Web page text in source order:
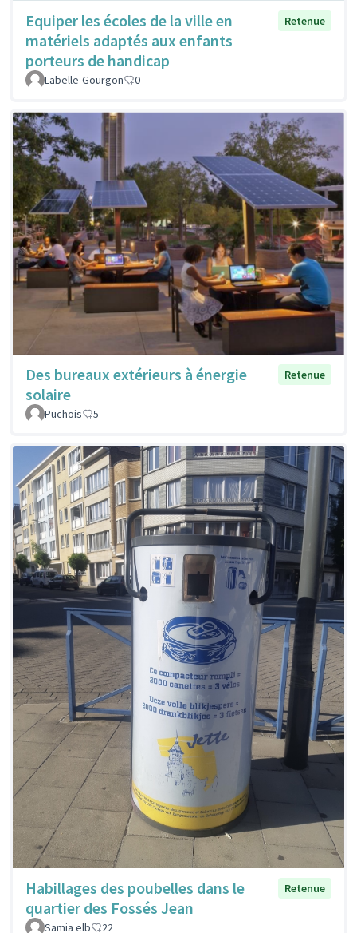
Equiper les écoles de la ville en
matériels adaptés aux enfants
porteurs de handicap
Retenue
Labelle-Gourgon 0
Des bureaux extérieurs à énergie
solaire
Retenue
Puchois 5
Habillages des poubelles dans le
quartier des Fossés Jean
Retenue
Samia elb 22